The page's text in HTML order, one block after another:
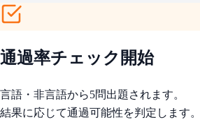
通過率チェック開始
言語・非言語から5問出題されます。
結果に応じて通過可能性を判定します。